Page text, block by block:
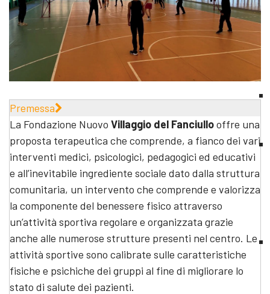
Premessa
La Fondazione Nuovo Villaggio del Fanciullooffre una
proposta terapeutica che comprende, a fianco dei vari
interventi medici, psicologici, pedagogici ed educativi
e all’inevitabile ingrediente sociale dato dalla struttura
comunitaria, un intervento che comprende e valorizza
la componente del benessere fisico attraverso
un’attività sportiva regolare e organizzata grazie
anche alle numerose strutture presenti nel centro. Le
attività sportive sono calibrate sulle caratteristiche
fisiche e psichiche dei gruppi al fine di migliorare lo
stato di salute dei pazienti.